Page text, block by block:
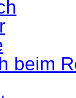
beim